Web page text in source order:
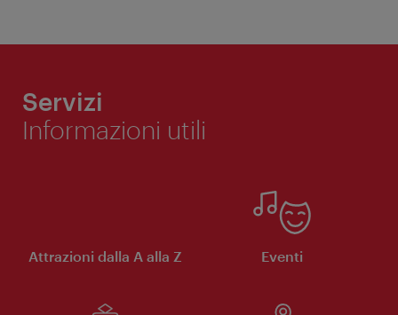
Servizi
Informazioni utili
Attrazioni dalla A alla Z Eventi